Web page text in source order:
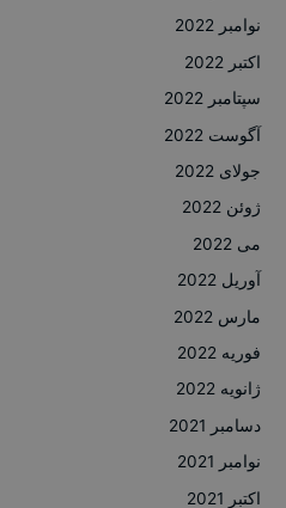
نوامبر 2022
اکتبر 2022
سپتامبر 2022
آگوست 2022
جولای 2022
ژوئن 2022
می 2022
آوریل 2022
مارس 2022
فوریه 2022
ژانویه 2022
دسامبر 2021
نوامبر 2021
اکتبر 2021